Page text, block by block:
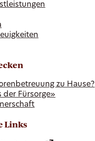
zu Hause?
der Fürsorge»
Links